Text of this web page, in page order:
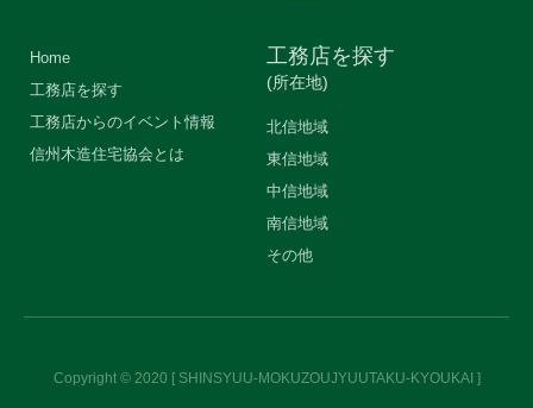
Home
工務店を探す
工務店からのイベント情報
信州木造住宅協会とは
工務店を探す
(所在地)
北信地域
東信地域
中信地域
南信地域
その他
Copyright © 2020 [ SHINSYUU-MOKUZOUJYUUTAKU-KYOUKAI ]